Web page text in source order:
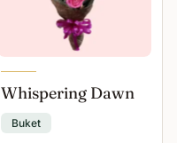
Whispering Dawn
Buket